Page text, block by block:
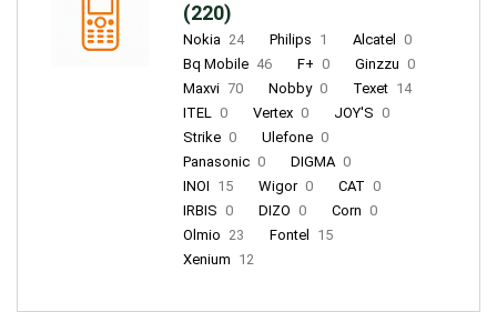
(220)
Nokia 24 Philips 1 Alcatel
0
Bq Mobile 46 F+ 0 Ginzzu 0
Maxvi 70 Nobby 0 Texet 14
ITEL 0 Vertex 0 JOY'S 0
Strike 0 Ulefone 0
Panasonic 0 DIGMA 0
INOI 15 Wigor 0 CAT 0
IRBIS 0 DIZO 0 Corn 0
Olmio 23 Fontel
15
Xenium 12